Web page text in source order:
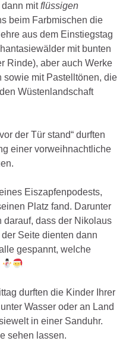
dann mitflüssigen
beim Farbmischen die
aus dem Einstiegstag
mit bunten
Rinde), aber auch Werke
sowie mit Pastelltönen, die
Wüstenlandschaft
der Tür stand“ durften
einer vorweihnachtliche
Eiszapfenpodests,
Platz fand. Darunter
dass der Nikolaus
Seite dienten dann
gespannt, welche
durften die Kinder Ihrer
Wasser oder an Land
in einer Sanduhr.
sehen lassen.